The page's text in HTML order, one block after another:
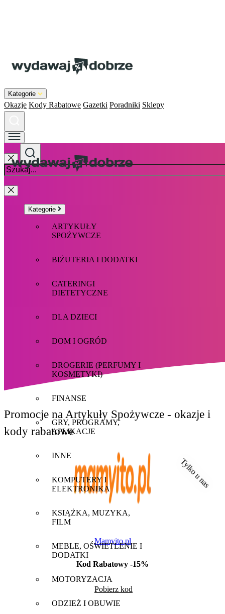
Kategorie
Okazje Kody Rabatowe Gazetki Poradniki Sklepy
Kategorie
ARTYKUŁY
SPOŻYWCZE
BIŻUTERIA I DODATKI
CATERINGI
DIETETYCZNE
DLA DZIECI
DOM I OGRÓD
DROGERIE (PERFUMY I
KOSMETYKI)
FINANSE
GRY, PROGRAMY,
APLIKACJE
INNE
KOMPUTERY I
ELEKTRONIKA
KSIĄŻKA, MUZYKA,
FILM
MEBLE, OŚWIETLENIE I
DODATKI
MOTORYZACJA
ODZIEŻ I OBUWIE
Promocje na Artykuły Spożywcze - okazje i
kody rabatowe
Tylko u nas
Mamyito.pl
Kod Rabatowy -15%
Pobierz kod